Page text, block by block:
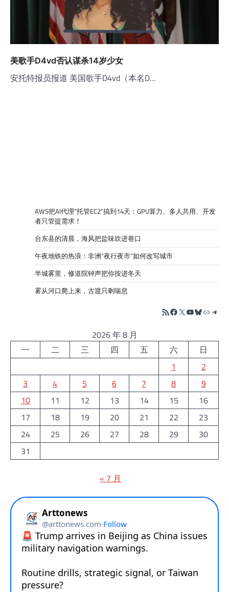
美歌手D4vd否认谋杀14岁少女
安托特报员报道 美国歌手D4vd（本名D…
AWS把AI代理“托管EC2”搞到14天：GPU算力、多人共用、开发
者只管提需求！
台东县的清晨，海风把盐味吹进巷口
午夜地铁的热浪：非洲“夜行夜市”如何改写城市
半城雾里，修道院钟声把你按进冬天
雾从河口爬上来，古渡只剩喘息
RSS FeedFacebook
X YouTube
Bluesky
链接
2026 年 8 月
一
二 三 四 五 六
日
1
2
3
4 5 6 7 8
9
10
11 12 13 14 15
16
17
18 19 20 21 22
23
24
25 26 27 28 29
30
31
« 7 月